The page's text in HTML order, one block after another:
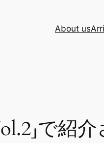
About us
」で紹